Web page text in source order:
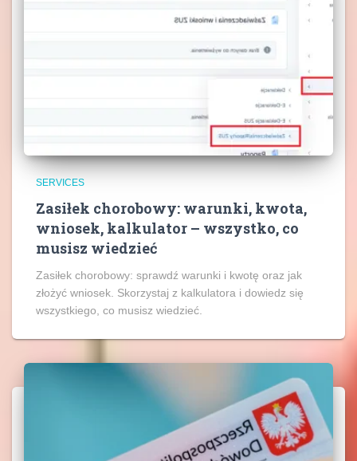
SERVICES
Zasiłek chorobowy: warunki, kwota,
wniosek, kalkulator – wszystko, co
musisz wiedzieć
Zasiłek chorobowy: sprawdź warunki i kwotę oraz jak
złożyć wniosek. Skorzystaj z kalkulatora i dowiedz się
wszystkiego, co musisz wiedzieć.